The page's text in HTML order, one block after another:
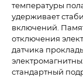
температуры
удерживает
включений.
отключения
датчика
стандартный